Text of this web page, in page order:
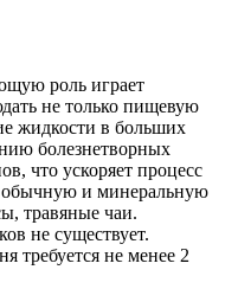
роль играет
не только пищевую
жидкости в больших
болезнетворных
что ускоряет процесс
обычную и минеральную
травяные чаи.
не существует.
требуется не менее 2